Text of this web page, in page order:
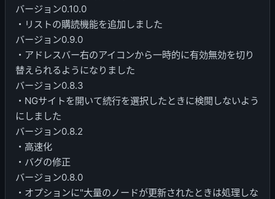
バージョン0.10.0
・リストの購読機能を追加しました
バージョン0.9.0
・アドレスバー右のアイコンから一時的に有効無効を切り
替えられるようになりました
バージョン0.8.3
・NGサイトを開いて続行を選択したときに検閲しないよう
にしました
バージョン0.8.2
・高速化
・バグの修正
バージョン0.8.0
・オプションに"大量のノードが更新されたときは処理しな